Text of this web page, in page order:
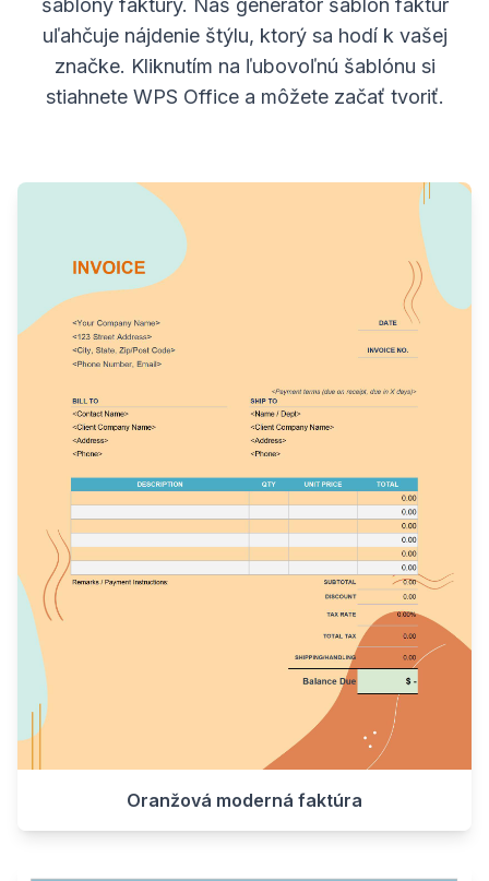
šablóny faktúry. Náš generátor šablón faktúr
uľahčuje nájdenie štýlu, ktorý sa hodí k vašej
značke. Kliknutím na ľubovoľnú šablónu si
stiahnete WPS Office a môžete začať tvoriť.
Oranžová moderná faktúra